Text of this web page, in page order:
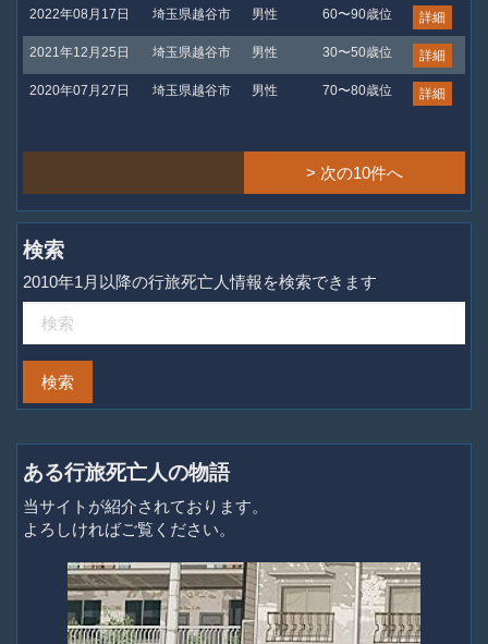
2022年08月17日 埼玉県越谷市 男性 60〜90歳位 詳細
2021年12月25日 埼玉県越谷市 男性 30〜50歳位 詳細
2020年07月27日 埼玉県越谷市 男性 70〜80歳位 詳細
> 次の10件へ
検索
2010年1月以降の行旅死亡人情報を検索できます
ある行旅死亡人の物語
当サイトが紹介されております。
よろしければご覧ください。